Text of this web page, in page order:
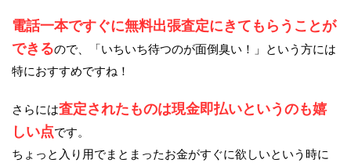
電話一本ですぐに無料出張査定にきてもらうことが
できるので、「いちいち待つのが面倒臭い！」という方には
特におすすめですね！
さらには査定されたものは現金即払いというのも嬉
しい点です。
ちょっと入り用でまとまったお金がすぐに欲しいという時に